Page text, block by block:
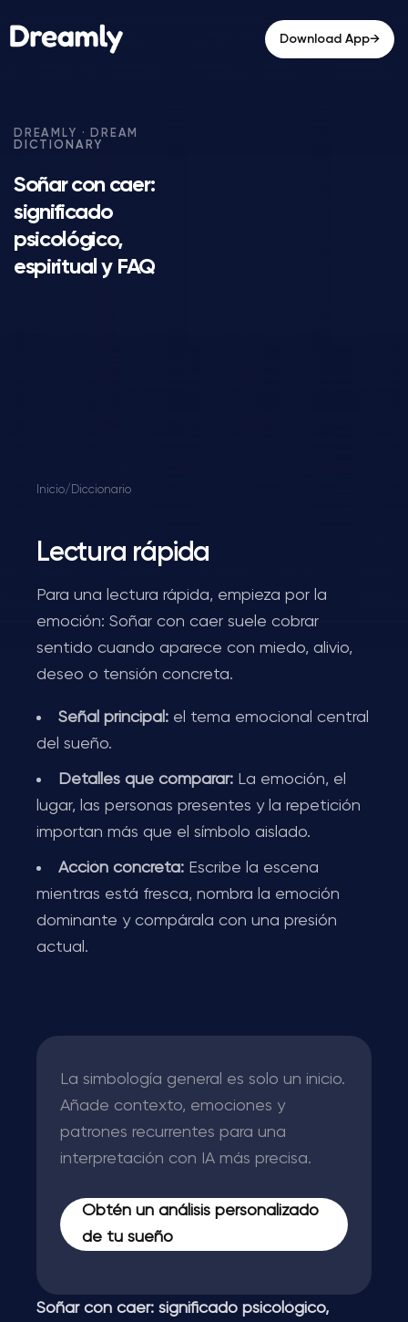
Download App→
Soñar con caer:
significado
psicológico,
espiritual y FAQ
Inicio/ Diccionario
Lectura rápida
Para una lectura rápida, empieza por la
emoción: Soñar con caer suele cobrar
sentido cuando aparece con miedo, alivio,
deseo o tensión concreta.
Señal principal: el tema emocional central
del sueño.
Detalles que comparar: La emoción, el
lugar, las personas presentes y la repetición
importan más que el símbolo aislado.
Acción concreta: Escribe la escena
mientras está fresca, nombra la emoción
dominante y compárala con una presión
actual.
La simbología general es solo un inicio.
Añade contexto, emociones y
patrones recurrentes para una
interpretación con IA más precisa.
Obtén un análisis personalizado
de tu sueño
Soñar con caer: significado psicológico,